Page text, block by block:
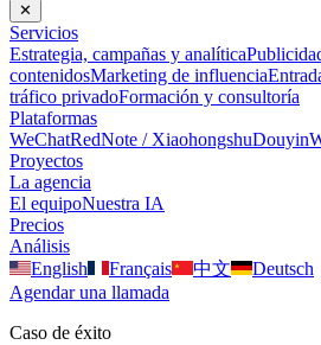
✕
Servicios
Estrategia, campañas y analítica
contenidosMarketing de influencia
tráfico privadoFormación y consultoría
Plataformas
WeChatRedNote / XiaohongshuDouyin
Proyectos
La agencia
El equipoNuestra IA
Precios
Análisis
English
Français 中文
Deutsch
Agendar una llamada
Caso de éxito